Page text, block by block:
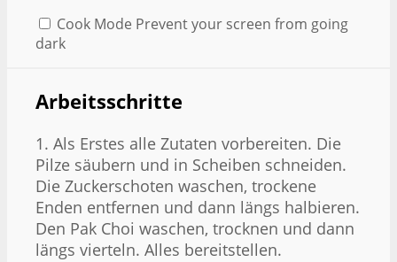
Cook Mode Prevent your screen from going
dark
Arbeitsschritte
1. Als Erstes alle Zutaten vorbereiten. Die
Pilze säubern und in Scheiben schneiden.
Die Zuckerschoten waschen, trockene
Enden entfernen und dann längs halbieren.
Den Pak Choi waschen, trocknen und dann
längs vierteln. Alles bereitstellen.